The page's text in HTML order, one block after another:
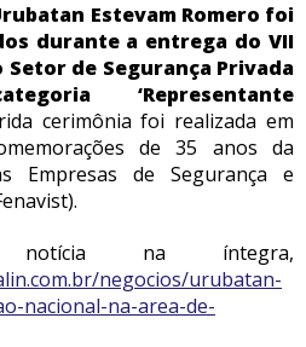
Estevam Romero foi
durante a entrega do VII
de Segurança Privada
‘Representante
cerimônia foi realizada em
de 35 anos da
Empresas de Segurança e
na íntegra,
negocios/urubatan-
nacional-na-area-de-